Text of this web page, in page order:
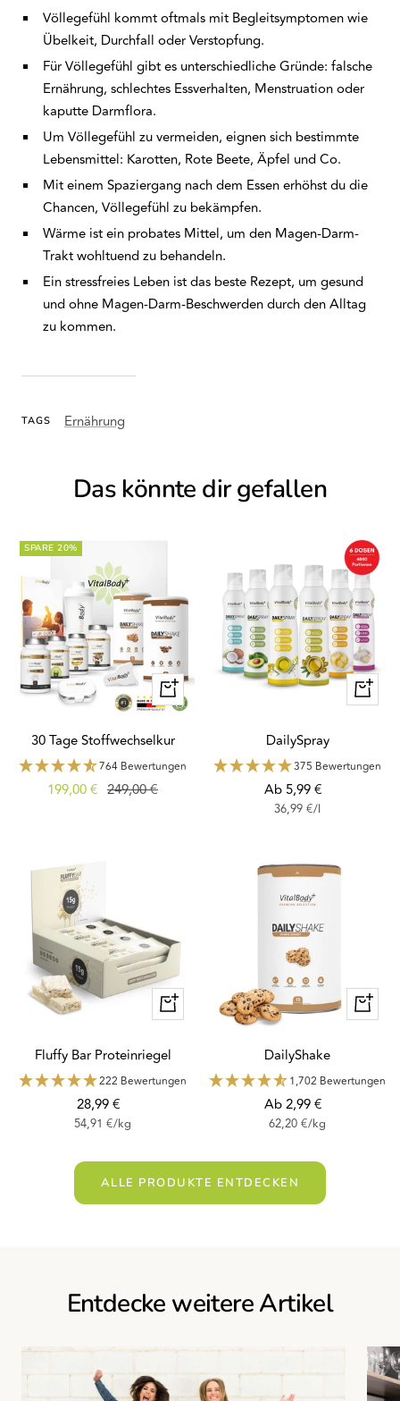
TAGS Ernährung
Völlegefühl kommt oftmals mit Begleitsymptomen wie
Übelkeit, Durchfall oder Verstopfung.
Für Völlegefühl gibt es unterschiedliche Gründe: falsche
Ernährung, schlechtes Essverhalten, Menstruation oder
kaputte Darmflora.
Um Völlegefühl zu vermeiden, eignen sich bestimmte
Lebensmittel: Karotten, Rote Beete, Äpfel und Co.
Mit einem Spaziergang nach dem Essen erhöhst du die
Chancen, Völlegefühl zu bekämpfen.
Wärme ist ein probates Mittel, um den Magen-Darm-
Trakt wohltuend zu behandeln.
Ein stressfreies Leben ist das beste Rezept, um gesund
und ohne Magen-Darm-Beschwerden durch den Alltag
zu kommen.
Das könnte dir gefallen
SPARE 20%
Schnellansicht
30 Tage Stoffwechselkur
764 Bewertungen
Angebotspreis
199,00 € Regulärer
249,00 €
DailySpray
375 Bewertungen
Angebotspreis
Ab 5,99 €
36,99 €/l
Schnellansicht
Fluffy Bar Proteinriegel
222 Bewertungen
Angebotspreis
28,99 €
54,91 €/kg
DailyShake
1,702 Bewertungen
Angebotspreis
Ab 2,99 €
62,20 €/kg
ALLE PRODUKTE ENTDECKEN
Entdecke weitere Artikel